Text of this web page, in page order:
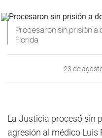
Procesaron sin prisión a
Florida
23 de
La Justicia procesó sin
agresión al médico Luis